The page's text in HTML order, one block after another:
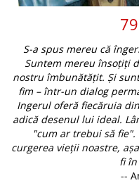
Familie
Barbati
Cresterea copiilor
Femei
Relatii
Sexualitate
Pix plastic
Jurnale
Jurnal de Rugaciune
Limba Engleza
Limba Română
Magneti
Foarte puternici
Tablouri
Alte suveniruri
Carti postale
Jurnal
Magneti
Suport pahar
Tablouri
Sinaia
S-a spus mereu că
Suntem mereu însoţiţi
nostru îmbunătăţit. Și
fim – într-un dialog
Ingerul oferă fiecăruia
adică desenul lui ideal.
"cum ar trebui să fie".
curgerea vieţii noastre,
fi
--